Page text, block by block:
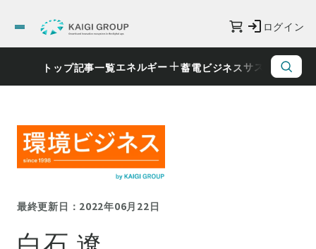
ログイン
トップ記事一覧エネルギー 蓄電ビジネスサステナビリ
最終更新日：2022年06月22日
白石 遼